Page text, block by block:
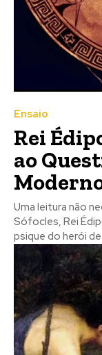
Ensaio
Rei
ao
Uma leitura não
Sófocles, Rei
psique do herói